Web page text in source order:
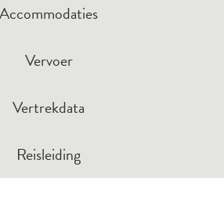
Accommodaties
Vervoer
Vertrekdata
Reisleiding